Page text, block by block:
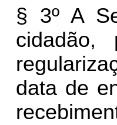
§ 3º A
cidadão,
data de